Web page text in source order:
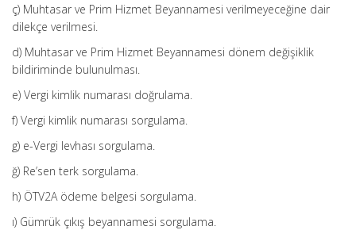
ç) Muhtasar ve Prim Hizmet Beyannamesi verilmeyeceğine dair
dilekçe verilmesi.
d) Muhtasar ve Prim Hizmet Beyannamesi dönem değişiklik
bildiriminde bulunulması.
e) Vergi kimlik numarası doğrulama.
f) Vergi kimlik numarası sorgulama.
g) e-Vergi levhası sorgulama.
ğ) Re’sen terk sorgulama.
h) ÖTV2A ödeme belgesi sorgulama.
ı) Gümrük çıkış beyannamesi sorgulama.